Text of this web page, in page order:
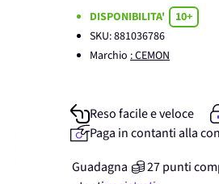
DISPONIBILITA'
10+
SKU:881036786
Marchio : CEMON
Reso facile e veloce
Paga in contanti alla
Guadagna
27punti